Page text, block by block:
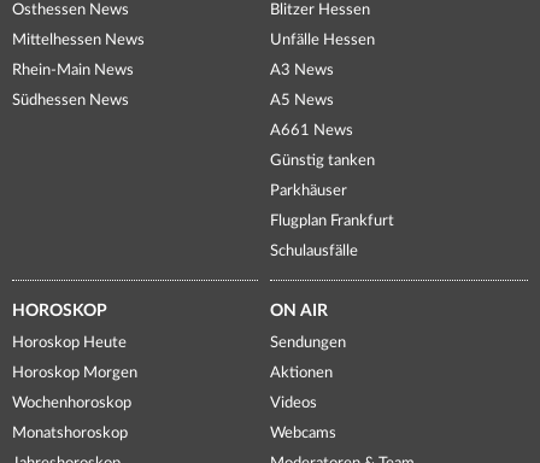
Osthessen News
Mittelhessen News
Rhein-Main News
Südhessen News
Blitzer Hessen
Unfälle Hessen
A3 News
A5 News
A661 News
Günstig tanken
Parkhäuser
Flugplan Frankfurt
Schulausfälle
HOROSKOP
Horoskop Heute
Horoskop Morgen
Wochenhoroskop
Monatshoroskop
ON AIR
Sendungen
Aktionen
Videos
Webcams